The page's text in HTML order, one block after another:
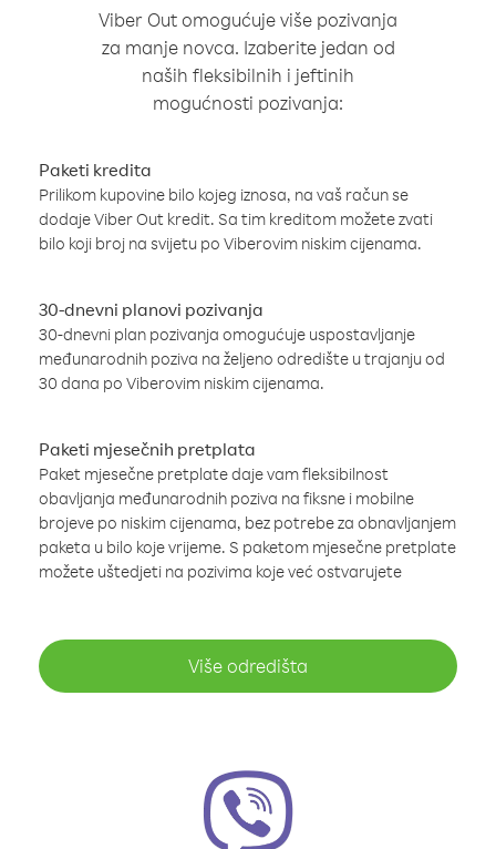
Viber Out omogućuje više pozivanja
za manje novca. Izaberite jedan od
naših fleksibilnih i jeftinih
mogućnosti pozivanja:
Paketi kredita
Prilikom kupovine bilo kojeg iznosa, na vaš račun se
dodaje Viber Out kredit. Sa tim kreditom možete zvati
bilo koji broj na svijetu po Viberovim niskim cijenama.
30-dnevni planovi pozivanja
30-dnevni plan pozivanja omogućuje uspostavljanje
međunarodnih poziva na željeno odredište u trajanju od
30 dana po Viberovim niskim cijenama.
Paketi mjesečnih pretplata
Paket mjesečne pretplate daje vam fleksibilnost
obavljanja međunarodnih poziva na fiksne i mobilne
brojeve po niskim cijenama, bez potrebe za obnavljanjem
paketa u bilo koje vrijeme. S paketom mjesečne pretplate
možete uštedjeti na pozivima koje već ostvarujete
Više odredišta